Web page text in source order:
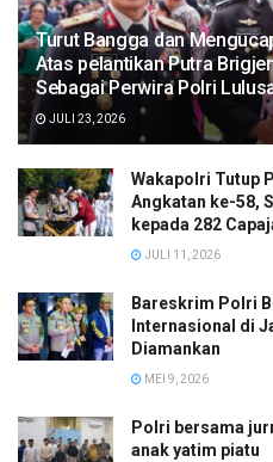
Turut Bangga dan
Atas pelantikan Putra
Sebagai Perwira Polri
JULI 23, 2026
Wakapolri Tutup
Angkatan ke-58,
kepada 282
JULI 11, 2026
Bareskrim Polri
Internasional di
Diamankan
MEI 9, 2026
Polri bersama
anak yatim piatu